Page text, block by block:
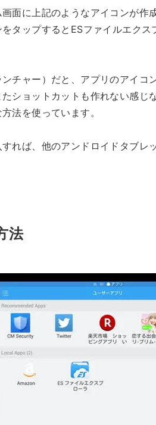
面に上記のようなアイコンが作
タップするとESファイルエクス
チャー）だと、アプリのアイコ
ショットカットも作れない感じ
法を使っています。
れば、他のアンドロイドタブレ
法